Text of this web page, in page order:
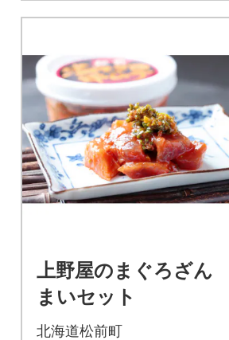
上野屋のまぐろざん
まいセット
北海道松前町